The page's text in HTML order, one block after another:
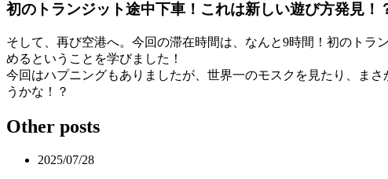
初のトランジット途中下車！これは新しい遊び方発見！
そして、再び空港へ。今回の滞在時間は、なんと9時間！初のト
めるということを学びました！
今回はハプニングもありましたが、世界一のモスクを見たり、ま
うかな！？
Other posts
2025/07/28